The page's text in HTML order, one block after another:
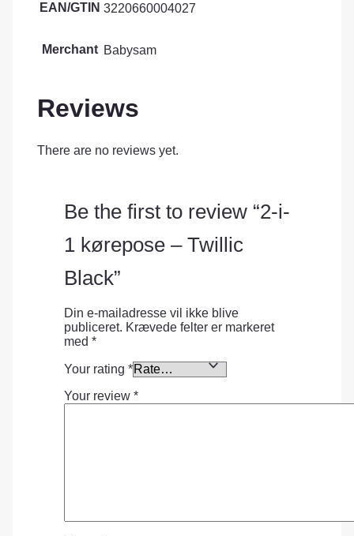
EAN/GTIN 3220660004027
Merchant Babysam
Reviews
There are no reviews yet.
Be the first to review “2-i-
1 kørepose – Twillic
Black”
Din e-mailadresse vil ikke blive
publiceret. Krævede felter er markeret
med *
Your rating *
Your review *